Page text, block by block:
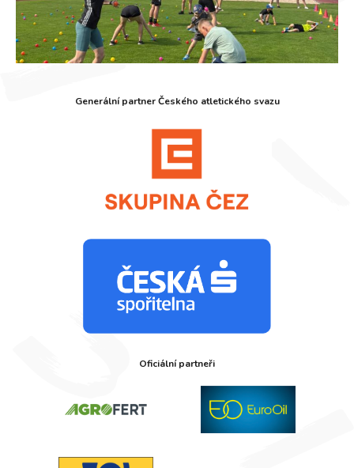
Generální partner Českého atletického svazu
Oficiální partneři